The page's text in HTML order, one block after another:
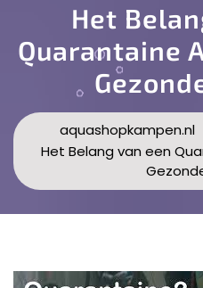
Het
Quarantaine
aquashopkampen.nl
Het Belang van een